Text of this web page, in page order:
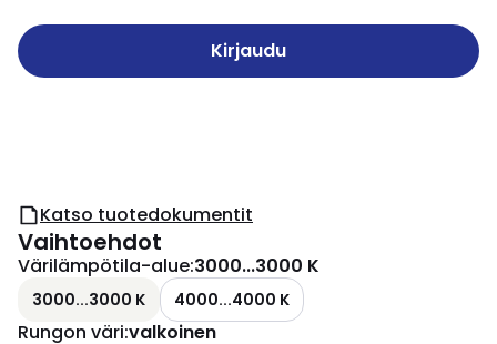
Kirjaudu
Katso tuotedokumentit
Vaihtoehdot
Värilämpötila-alue:3000...3000 K
3000...3000 K 4000...4000 K
Rungon väri:valkoinen